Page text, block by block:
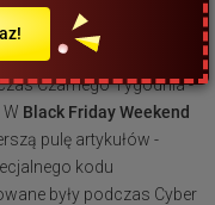
na wybrane produkty
Czarnego Tygodnia -
Black Friday Weekend
pulę artykułów -
kodu
były podczas Cyber